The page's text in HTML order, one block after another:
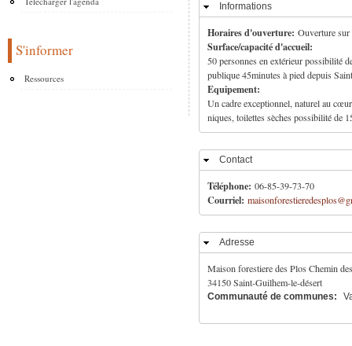
S'informer
Ressources
Masquer
Informations
Horaires d'ouverture: Ouverture
Surface/capacité d'accueil:
50 personnes en extérieur possibilité
publique 45minutes à pied depuis
Equipement:
Un cadre exceptionnel, naturel au
niques, toilettes sèches possibilité de
Masquer
Contact
Téléphone: 06-85-39-73-70
Courriel:
Masquer
Adresse
Maison forestiere des Plos Chemin
34150Saint-Guilhem-le-désert
Communauté de communes: